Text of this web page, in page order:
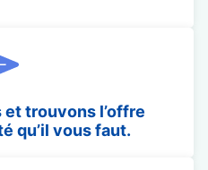
trouvons l’offre
qu’il vous faut.